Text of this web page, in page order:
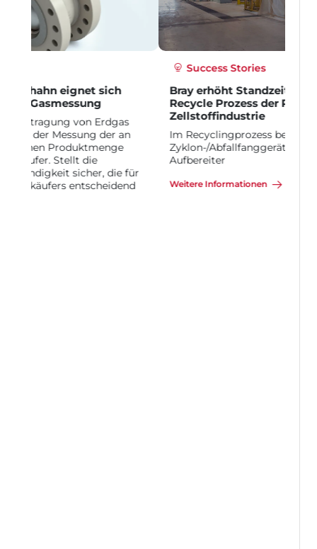
Bray erhöht Standzeit um das 4-fache im
Recycle Prozess der Papier- &
Zellstoffindustrie
Im Recyclingprozess befindet sich ein
Zyklon-/Abfallfanggerät unmittelbar nach dem
Aufbereiter
Weitere Informationen